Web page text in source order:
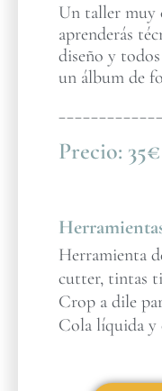
Un taller muy
aprenderás
diseño y
un álbum de
Precio: 35€
Herramienta
cutter, tintas
Crop a dile
Cola líquida y